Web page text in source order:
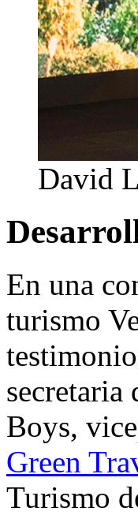
David
En una
turismo
Boys,
Green
Turismo